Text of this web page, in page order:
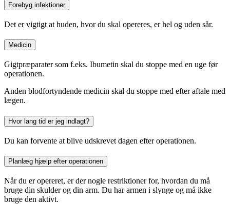
Forebyg infektioner
Det er vigtigt at huden, hvor du skal opereres, er hel og uden sår.
Medicin
Gigtpræparater som f.eks. Ibumetin skal du stoppe med en uge før
operationen.
Anden blodfortyndende medicin skal du stoppe med efter aftale med
lægen.
Hvor lang tid er jeg indlagt?
Du kan forvente at blive udskrevet dagen efter operationen.
Planlæg hjælp efter operationen
Når du er opereret, er der nogle restriktioner for, hvordan du må
bruge din skulder og din arm. Du har armen i slynge og må ikke
bruge den aktivt.